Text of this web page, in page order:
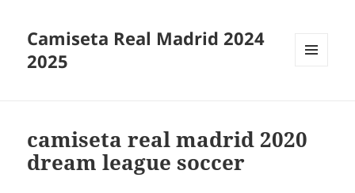
Camiseta Real Madrid 2024
2025
camiseta real madrid 2020
dream league soccer